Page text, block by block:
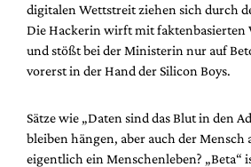
digitalen Wettstreit ziehen sich durch
Die Hackerin wirft mit faktenbasierten
und stößt bei der Ministerin nur auf
vorerst in der Hand der Silicon Boys.
Sätze wie „Daten sind das Blut in den
bleiben hängen, aber auch der Mensch
eigentlich ein Menschenleben? „Beta“